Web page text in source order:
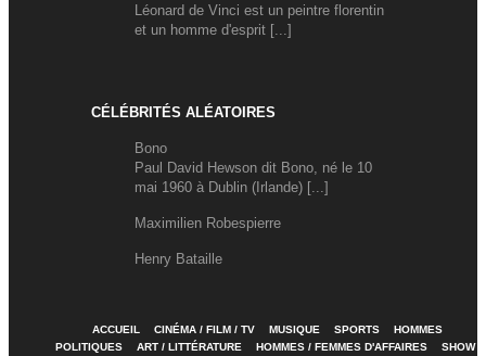
Léonard de Vinci est un peintre florentin
et un homme d'esprit [...]
CÉLÉBRITÉS ALÉATOIRES
Bono
Paul David Hewson dit Bono, né le 10
mai 1960 à Dublin (Irlande) [...]
Maximilien Robespierre
Henry Bataille
ACCUEIL CINÉMA / FILM / TV MUSIQUE SPORTS
HOMMES
POLITIQUES
ART / LITTÉRATURE HOMMES / FEMMES D'AFFAIRES
SHOW